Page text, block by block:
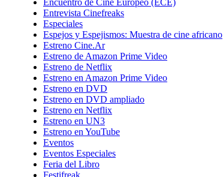
Entrevista Cinefreaks
Especiales
Espejos y Espejismos: Muestra de cine africano
Estreno Cine.Ar
Estreno de Amazon Prime Video
Estreno de Netflix
Estreno en Amazon Prime Video
Estreno en DVD
Estreno en DVD ampliado
Estreno en Netflix
Estreno en UN3
Estreno en YouTube
Eventos
Eventos Especiales
Feria del Libro
Festifreak